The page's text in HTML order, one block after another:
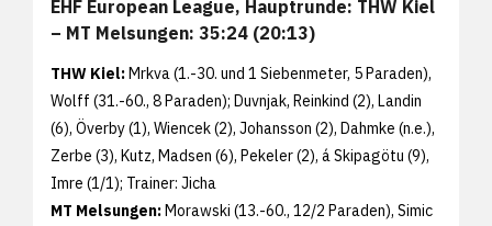
EHF European League, Hauptrunde: THW Kiel
– MT Melsungen: 35:24 (20:13)
THW Kiel:Mrkva (1.-30. und 1 Siebenmeter, 5 Paraden),
Wolff (31.-60., 8 Paraden); Duvnjak, Reinkind (2), Landin
(6), Överby (1), Wiencek (2), Johansson (2), Dahmke (n.e.),
Zerbe (3), Kutz, Madsen (6), Pekeler (2), á Skipagötu (9),
Imre (1/1); Trainer: Jicha
MT Melsungen:Morawski (13.-60., 12/2 Paraden), Simic